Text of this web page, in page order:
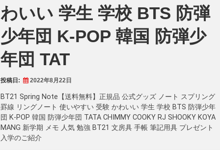
わいい 学生 学校 BTS 防弾
少年団 K-POP 韓国 防弾少
年団 TAT
投稿日: 2022年8月22日
BT21 Spring Note【送料無料】正規品 公式グッズ ノート スプリング
罫線 リングノート 使いやすい 受験 かわいい 学生 学校 BTS 防弾少年
団 K-POP 韓国 防弾少年団 TATA CHIMMY COOKY RJ SHOOKY KOYA
MANG 新学期 メモ 人気 勉強 BT21 文房具 手帳 筆記用具 プレゼント
入学のご紹介